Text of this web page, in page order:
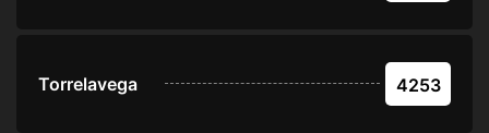
Torrelavega 4253